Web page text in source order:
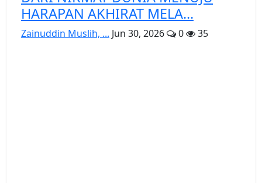
HARAPAN AKHIRAT MELA...
Zainuddin Muslih, ... Jun 30, 2026 0 35